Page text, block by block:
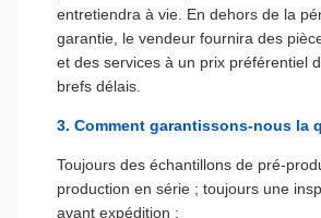
entretiendra à vie. En dehors de la
garantie, le vendeur fournira des
et des services à un prix préférentiel
brefs délais.
3. Comment garantissons-nous la
Toujours des échantillons de pré-
production en série ; toujours une
avant expédition ;